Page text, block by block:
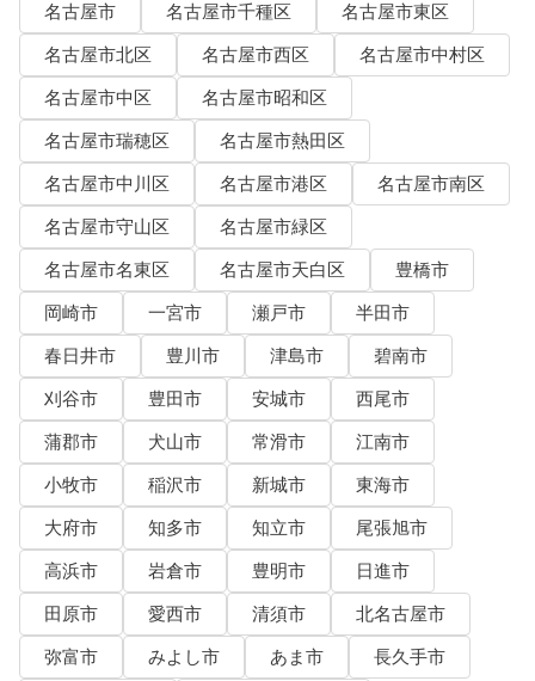
名古屋市 名古屋市千種区
名古屋市東区
名古屋市北区
名古屋市西区
名古屋市中村区
名古屋市中区
名古屋市昭和区
名古屋市瑞穂区
名古屋市熱田区
名古屋市中川区
名古屋市港区
名古屋市南区
名古屋市守山区
名古屋市緑区
名古屋市名東区
名古屋市天白区
豊橋市
岡崎市
一宮市 瀬戸市
半田市
春日井市
豊川市 津島市
碧南市
刈谷市
豊田市 安城市
西尾市
蒲郡市
犬山市 常滑市
江南市
小牧市
稲沢市 新城市
東海市
大府市
知多市 知立市
尾張旭市
高浜市
岩倉市 豊明市
日進市
田原市
愛西市 清須市
北名古屋市
弥富市
みよし市 あま市
長久手市